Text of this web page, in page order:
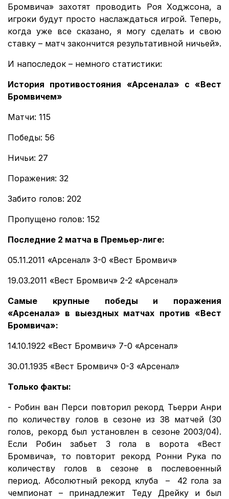
Бромвича» захотят проводить Роя Ходжсона, а
игроки будут просто наслаждаться игрой. Теперь,
когда уже все сказано, я могу сделать и свою
ставку – матч закончится результативной ничьей».
И напоследок – немного статистики:
История противостояния «Арсенала» с «Вест
Бромвичем»
Матчи: 115
Победы: 56
Ничьи: 27
Поражения: 32
Забито голов: 202
Пропущено голов: 152
Последние 2 матча в Премьер-лиге:
05.11.2011 «Арсенал» 3-0 «Вест Бромвич»
19.03.2011 «Вест Бромвич» 2-2 «Арсенал»
Самые крупные победы и поражения
«Арсенала» в выездных матчах против «Вест
Бромвича»:
14.10.1922 «Вест Бромвич» 7-0 «Арсенал»
30.01.1935 «Вест Бромвич» 0-3 «Арсенал»
Только факты:
- Робин ван Перси повторил рекорд Тьерри Анри
по количеству голов в сезоне из 38 матчей (30
голов, рекорд был установлен в сезоне 2003/04).
Если Робин забьет 3 гола в ворота «Вест
Бромвича», то повторит рекорд Ронни Рука по
количеству голов в сезоне в послевоенный
период. Абсолютный рекорд клуба – 42 гола за
чемпионат – принадлежит Теду Дрейку и был